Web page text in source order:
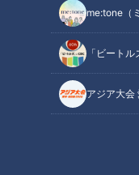
me:tone（
「ビートル
アジア大会
「転倒」骨折して「寝
も…転倒事故の約5割は自